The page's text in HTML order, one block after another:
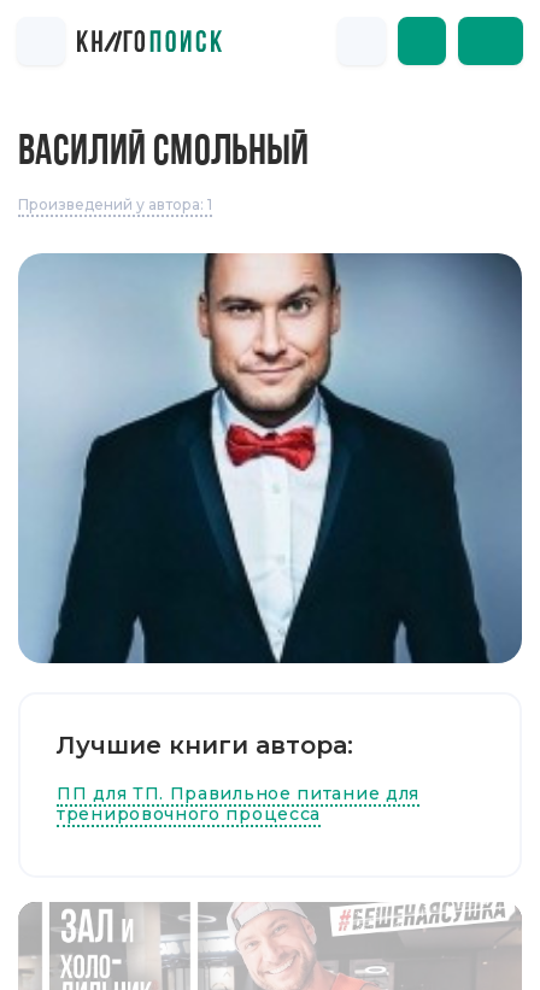
ВАСИЛИЙ СМОЛЬНЫЙ
Произведений у автора: 1
Лучшие книги автора:
ПП для ТП. Правильное питание для
тренировочного процесса